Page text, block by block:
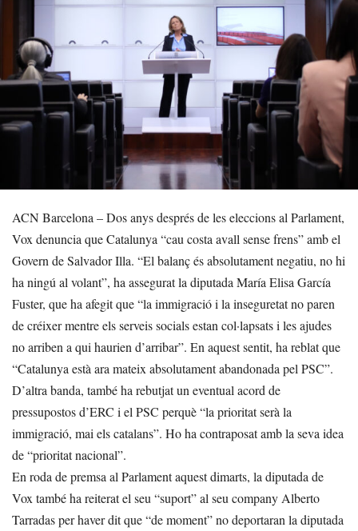
ACN Barcelona – Dos anys després de les eleccions al Parlament,
Vox denuncia que Catalunya “cau costa avall sense frens” amb el
Govern de Salvador Illa. “El balanç és absolutament negatiu, no hi
ha ningú al volant”, ha assegurat la diputada María Elisa García
Fuster, que ha afegit que “la immigració i la inseguretat no paren
de créixer mentre els serveis socials estan col·lapsats i les ajudes
no arriben a qui haurien d’arribar”. En aquest sentit, ha reblat que
“Catalunya està ara mateix absolutament abandonada pel PSC”.
D’altra banda, també ha rebutjat un eventual acord de
pressupostos d’ERC i el PSC perquè “la prioritat serà la
immigració, mai els catalans”. Ho ha contraposat amb la seva idea
de “prioritat nacional”.
En roda de premsa al Parlament aquest dimarts, la diputada de
Vox també ha reiterat el seu “suport” al seu company Alberto
Tarradas per haver dit que “de moment” no deportaran la diputada